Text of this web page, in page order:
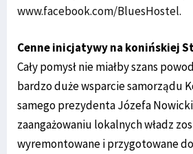
www.facebook.com/BluesHostel.
Cenne inicjatywy na konińskiej
Cały pomysł nie miałby szans
bardzo duże wsparcie samorządu
samego prezydenta Józefa
zaangażowaniu lokalnych władz
wyremontowane i przygotowane